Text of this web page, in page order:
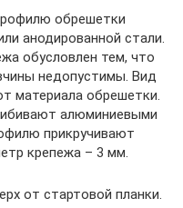
обрешетки
анодированной стали.
обусловлен тем, что
недопустимы. Вид
материала обрешетки.
алюминиевыми
прикручивают
крепежа – 3 мм.
от стартовой планки.